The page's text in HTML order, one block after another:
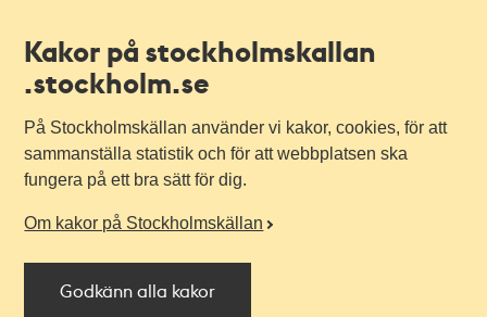
Kakor på stockholmskallan
.stockholm.se
På Stockholmskällan använder vi kakor, cookies, för att
sammanställa statistik och för att webbplatsen ska
fungera på ett bra sätt för dig.
Om kakor på Stockholmskällan
Godkänn alla kakor